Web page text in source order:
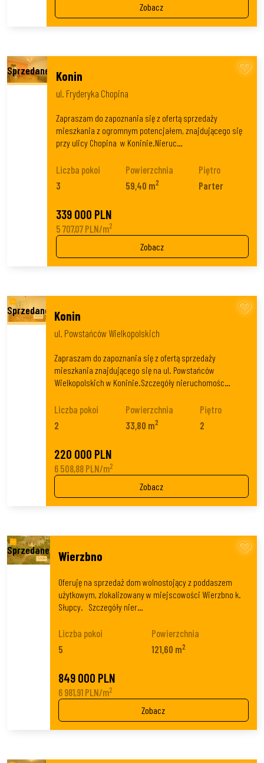
Zobacz
Konin
ul. Fryderyka Chopina
Zapraszam do zapoznania się z ofertą sprzedaży
mieszkania z ogromnym potencjałem, znajdującego się
przy ulicy Chopina w Koninie.Nieruc…
Liczba pokoi
3
Powierzchnia
59,40 m2
Piętro
Parter
339 000 PLN
5 707,07 PLN/m2
Zobacz
Konin
ul. Powstańców Wielkopolskich
Zapraszam do zapoznania się z ofertą sprzedaży
mieszkania znajdującego się na ul. Powstańców
Wielkopolskich w Koninie.Szczegóły nieruchomośc…
Liczba pokoi
2
Powierzchnia
33,80 m2
Piętro
2
220 000 PLN
6 508,88 PLN/m2
Zobacz
Wierzbno
Oferuję na sprzedaż dom wolnostojący z poddaszem
użytkowym, zlokalizowany w miejscowości Wierzbno k.
Słupcy. Szczegóły nier…
Liczba pokoi
5
Powierzchnia
121,60 m2
849 000 PLN
6 981,91 PLN/m2
Zobacz